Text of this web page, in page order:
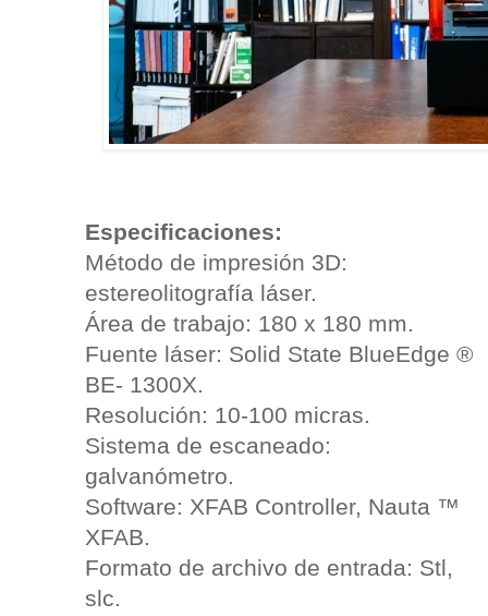
Especificaciones:
Método de impresión 3D:
estereolitografía láser.
Área de trabajo: 180 x 180 mm.
Fuente láser: Solid State BlueEdge ®
BE- 1300X.
Resolución: 10-100 micras.
Sistema de escaneado:
galvanómetro.
Software: XFAB Controller, Nauta ™
XFAB.
Formato de archivo de entrada: Stl,
slc.